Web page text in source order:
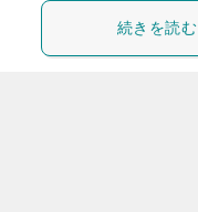
続きを読む